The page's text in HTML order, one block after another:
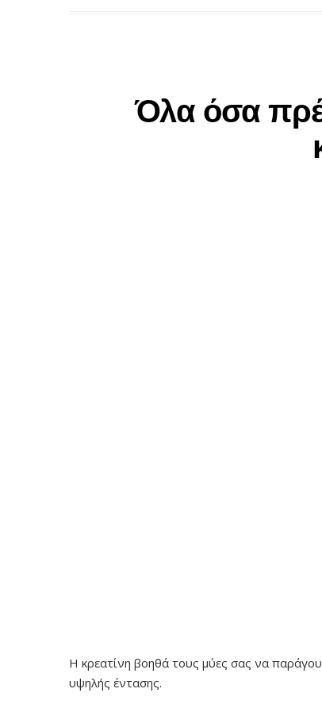
Όλα όσα
Η κρεατίνη βοηθά τους μύες σας να
υψηλής έντασης.